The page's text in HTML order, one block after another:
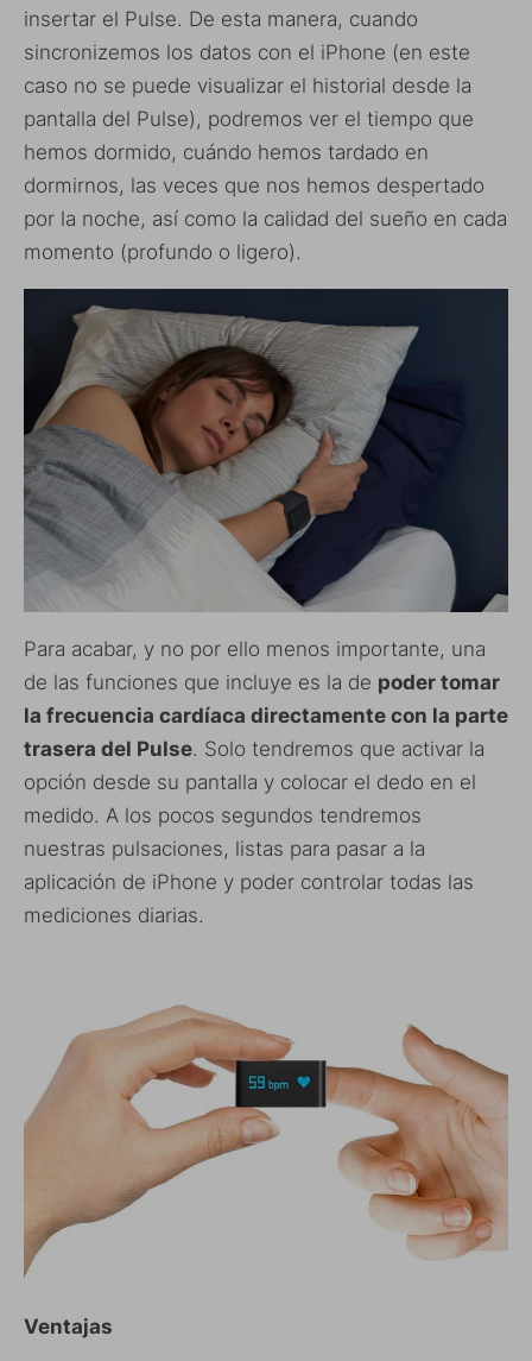
insertar el Pulse. De esta manera, cuando
sincronizemos los datos con el iPhone (en este
caso no se puede visualizar el historial desde la
pantalla del Pulse), podremos ver el tiempo que
hemos dormido, cuándo hemos tardado en
dormirnos, las veces que nos hemos despertado
por la noche, así como la calidad del sueño en cada
momento (profundo o ligero).
Para acabar, y no por ello menos importante, una
de las funciones que incluye es la de poder tomar
la frecuencia cardíaca directamente con la parte
trasera del Pulse. Solo tendremos que activar la
opción desde su pantalla y colocar el dedo en el
medido. A los pocos segundos tendremos
nuestras pulsaciones, listas para pasar a la
aplicación de iPhone y poder controlar todas las
mediciones diarias.
Ventajas